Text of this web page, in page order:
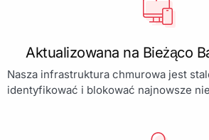
Aktualizowana na Bieżąco
Nasza infrastruktura chmurowa jest
identyfikować i blokować najnowsze